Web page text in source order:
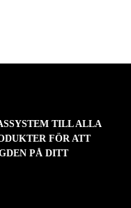
TILL ALLA
FÖR ATT
PÅ DITT